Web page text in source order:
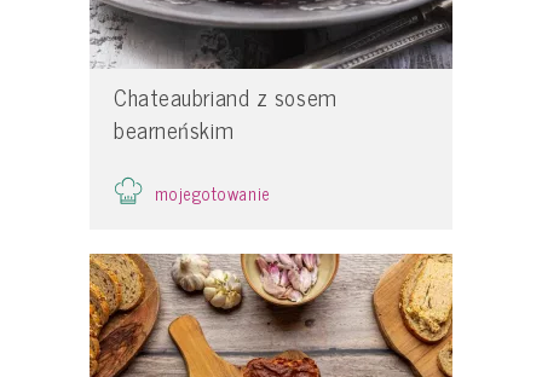
Chateaubriand z sosem
bearneńskim
mojegotowanie